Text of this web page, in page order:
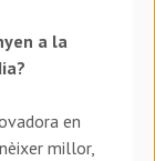
a la
en
millor,